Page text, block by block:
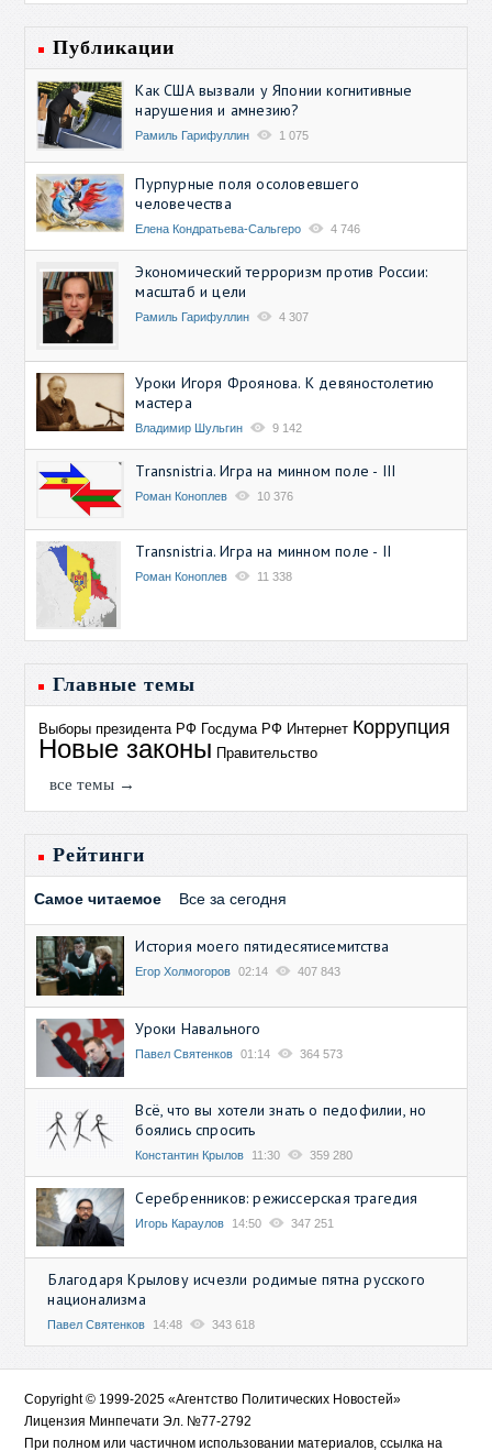
Публикации
Как США вызвали у Японии когнитивные
нарушения и амнезию?
Рамиль Гарифуллин 1 075
Пурпурные поля осоловевшего
человечества
Елена Кондратьева-Сальгеро 4 746
Экономический терроризм против России:
масштаб и цели
Рамиль Гарифуллин 4 307
Уроки Игоря Фроянова. К девяностолетию
мастера
Владимир Шульгин 9 142
Transnistria. Игра на минном поле - III
Роман Коноплев 10 376
Transnistria. Игра на минном поле - II
Роман Коноплев 11 338
Главные темы
Выборы президента РФ Госдума РФ Интернет Коррупция
Новые законы Правительство
все темы →
Рейтинги
Самое читаемое Все за сегодня
История моего пятидесятисемитства
Егор Холмогоров 02:14 407 843
Уроки Навального
Павел Святенков 01:14 364 573
Всё, что вы хотели знать о педофилии, но
боялись спросить
Константин Крылов 11:30 359 280
Серебренников: режиссерская трагедия
Игорь Караулов 14:50 347 251
Благодаря Крылову исчезли родимые пятна русского
национализма
Павел Святенков 14:48 343 618
Copyright © 1999-2025 «Агентство Политических Новостей»
Лицензия Минпечати Эл. №77-2792
При полном или частичном использовании материалов, ссылка на